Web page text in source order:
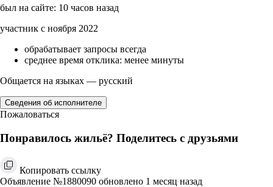
был на сайте: 10 часов назад
участник с ноября 2022
обрабатывает запросы всегда
среднее время отклика: менее минуты
Общается на языках — русский
Сведения об исполнителе
Пожаловаться
Понравилось жильё? Поделитесь с друзьями
Копировать ссылку
Объявление №1880090 обновлено 1 месяц назад